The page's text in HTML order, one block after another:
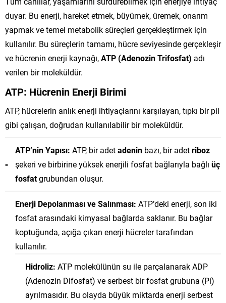
duyar. Bu enerji, hareket etmek, büyümek, üremek, onarım
yapmak ve temel metabolik süreçleri gerçekleştirmek için
kullanılır. Bu süreçlerin tamamı, hücre seviyesinde gerçekleşir
ve hücrenin enerji kaynağı,ATP (Adenozin Trifosfat) adı
verilen bir moleküldür.
ATP: Hücrenin Enerji Birimi
ATP, hücrelerin anlık enerji ihtiyaçlarını karşılayan, tıpkı bir pil
gibi çalışan, doğrudan kullanılabilir bir moleküldür.
ATP’nin Yapısı: ATP, bir adetadenin bazı, bir adetriboz
şekeri ve birbirine yüksek enerjili fosfat bağlarıyla bağlı üç
fosfatgrubundan oluşur.
Enerji Depolanması ve Salınması: ATP’deki enerji, son iki
fosfat arasındaki kimyasal bağlarda saklanır. Bu bağlar
koptuğunda, açığa çıkan enerji hücreler tarafından
kullanılır.
Hidroliz: ATP molekülünün su ile parçalanarak ADP
(Adenozin Difosfat) ve serbest bir fosfat grubuna (Pi)
ayrılmasıdır. Bu olayda büyük miktarda enerji serbest